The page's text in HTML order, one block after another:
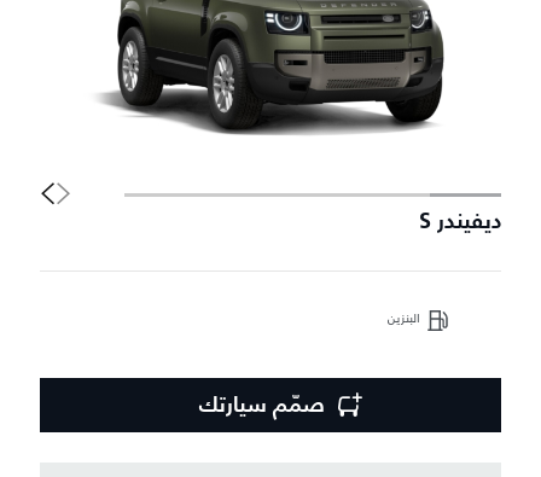
ديفيندر S
البنزين
صمّم سيارتك